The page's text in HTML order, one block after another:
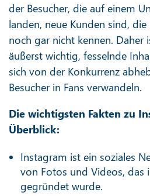
der Besucher, die auf einem
landen, neue Kunden sind,
noch gar nicht kennen. Daher
äußerst wichtig, fesselnde
sich von der Konkurrenz
Besucher in Fans verwandeln.
Die wichtigsten Fakten zu
Überblick:
Instagram ist ein soziales
von Fotos und Videos, das
gegründet wurde.